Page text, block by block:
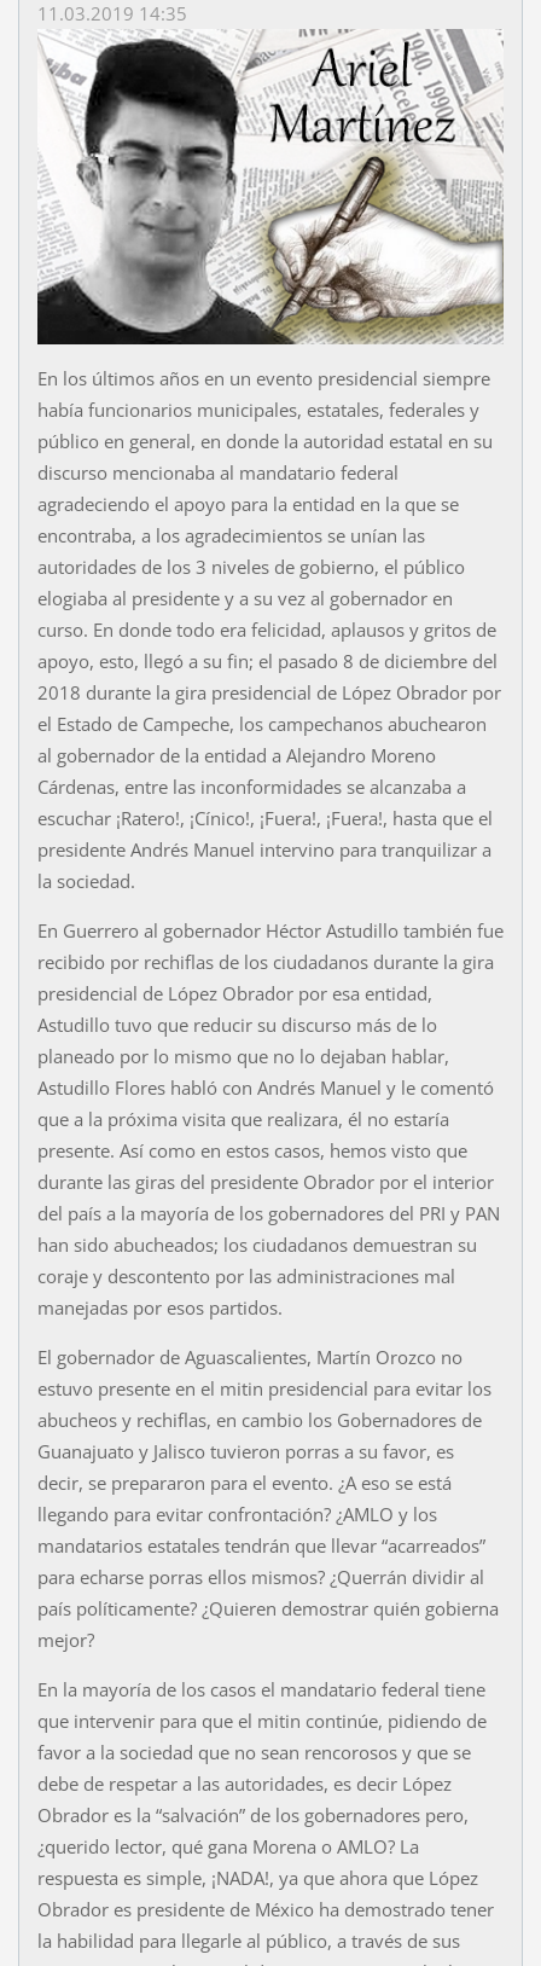
11.03.2019 14:35
En los últimos años en un evento presidencial siempre
había funcionarios municipales, estatales, federales y
público en general, en donde la autoridad estatal en su
discurso mencionaba al mandatario federal
agradeciendo el apoyo para la entidad en la que se
encontraba, a los agradecimientos se unían las
autoridades de los 3 niveles de gobierno, el público
elogiaba al presidente y a su vez al gobernador en
curso. En donde todo era felicidad, aplausos y gritos de
apoyo, esto, llegó a su fin; el pasado 8 de diciembre del
2018 durante la gira presidencial de López Obrador por
el Estado de Campeche, los campechanos abuchearon
al gobernador de la entidad a Alejandro Moreno
Cárdenas, entre las inconformidades se alcanzaba a
escuchar ¡Ratero!, ¡Cínico!, ¡Fuera!, ¡Fuera!, hasta que el
presidente Andrés Manuel intervino para tranquilizar a
la sociedad.
En Guerrero al gobernador Héctor Astudillo también fue
recibido por rechiflas de los ciudadanos durante la gira
presidencial de López Obrador por esa entidad,
Astudillo tuvo que reducir su discurso más de lo
planeado por lo mismo que no lo dejaban hablar,
Astudillo Flores habló con Andrés Manuel y le comentó
que a la próxima visita que realizara, él no estaría
presente. Así como en estos casos, hemos visto que
durante las giras del presidente Obrador por el interior
del país a la mayoría de los gobernadores del PRI y PAN
han sido abucheados; los ciudadanos demuestran su
coraje y descontento por las administraciones mal
manejadas por esos partidos.
El gobernador de Aguascalientes, Martín Orozco no
estuvo presente en el mitin presidencial para evitar los
abucheos y rechiflas, en cambio los Gobernadores de
Guanajuato y Jalisco tuvieron porras a su favor, es
decir, se prepararon para el evento. ¿A eso se está
llegando para evitar confrontación? ¿AMLO y los
mandatarios estatales tendrán que llevar “acarreados”
para echarse porras ellos mismos? ¿Querrán dividir al
país políticamente? ¿Quieren demostrar quién gobierna
mejor?
En la mayoría de los casos el mandatario federal tiene
que intervenir para que el mitin continúe, pidiendo de
favor a la sociedad que no sean rencorosos y que se
debe de respetar a las autoridades, es decir López
Obrador es la “salvación” de los gobernadores pero,
¿querido lector, qué gana Morena o AMLO? La
respuesta es simple, ¡NADA!, ya que ahora que López
Obrador es presidente de México ha demostrado tener
la habilidad para llegarle al público, a través de sus